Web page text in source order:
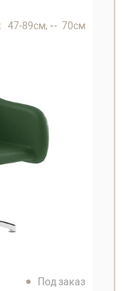
47-89 см, 70 см
Под заказ